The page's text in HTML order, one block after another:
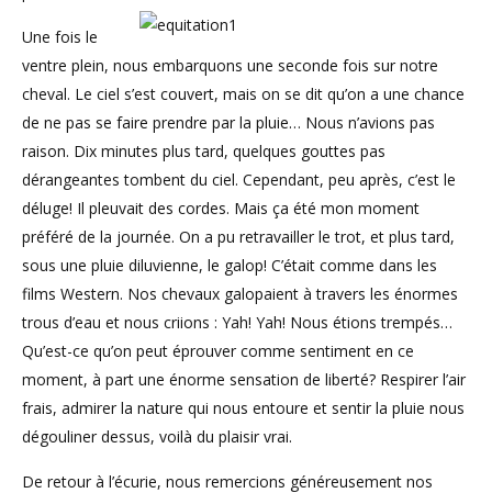
Une fois le
ventre plein, nous embarquons une seconde fois sur notre
cheval. Le ciel s’est couvert, mais on se dit qu’on a une chance
de ne pas se faire prendre par la pluie… Nous n’avions pas
raison. Dix minutes plus tard, quelques gouttes pas
dérangeantes tombent du ciel. Cependant, peu après, c’est le
déluge! Il pleuvait des cordes. Mais ça été mon moment
préféré de la journée. On a pu retravailler le trot, et plus tard,
sous une pluie diluvienne, le galop! C’était comme dans les
films Western. Nos chevaux galopaient à travers les énormes
trous d’eau et nous criions : Yah! Yah! Nous étions trempés…
Qu’est-ce qu’on peut éprouver comme sentiment en ce
moment, à part une énorme sensation de liberté? Respirer l’air
frais, admirer la nature qui nous entoure et sentir la pluie nous
dégouliner dessus, voilà du plaisir vrai.
De retour à l’écurie, nous remercions généreusement nos